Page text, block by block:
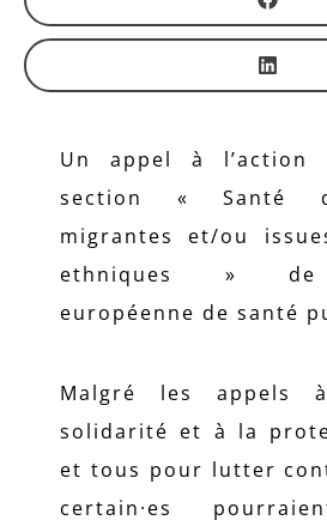
Un appel à l’action
section « Santé
migrantes et/ou
ethniques » de
européenne de santé
Malgré les appels
solidarité et à la
et tous pour lutter
certain·es